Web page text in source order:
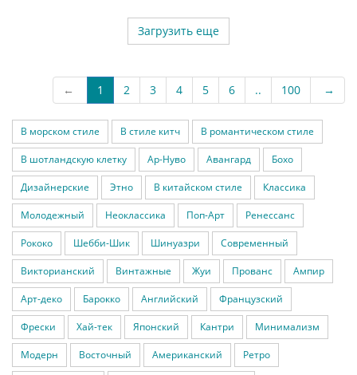
Загрузить еще
← 1 2 3 4 5 6 .. 100 →
В морском стиле В стиле китч В романтическом стиле
В шотландскую клетку Ар-Нуво Авангард Бохо
Дизайнерские Этно В китайском стиле Классика
Молодежный Неоклассика Поп-Арт Ренессанс
Рококо Шебби-Шик Шинуазри Современный
Викторианский Винтажные Жуи Прованс Ампир
Арт-деко Барокко Английский Французский
Фрески Хай-тек Японский Кантри Минимализм
Модерн Восточный Американский Ретро